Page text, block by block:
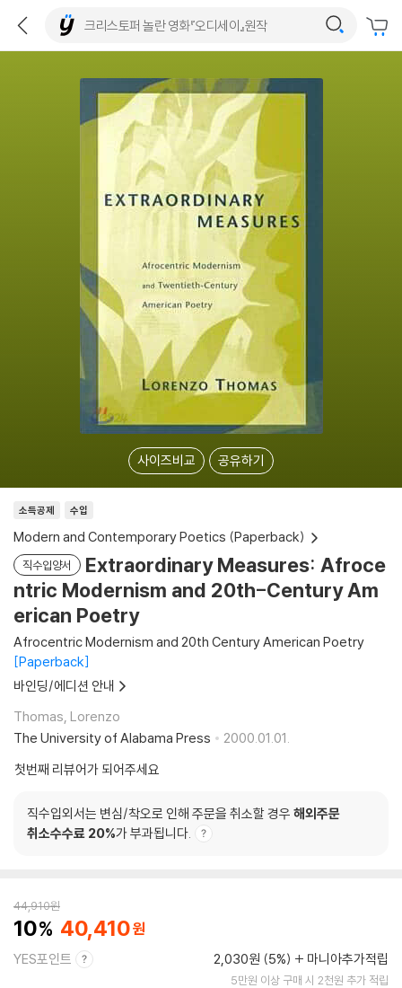
사이즈비교 공유하기
소득공제 수입
Modern and Contemporary Poetics (Paperback)
직수입양서
Extraordinary Measures: Afroce
ntric Modernism and 20th-Century Am
erican Poetry
Afrocentric Modernism and 20th Century American Poetry
Paperback
바인딩/에디션 안내
Thomas, Lorenzo
The University of Alabama Press
2000.01.01.
첫번째 리뷰어가 되어주세요
직수입외서는 변심/착오로 인해 주문을 취소할 경우 해외주문
취소수수료 20%가 부과됩니다.
44,910원
10 40,410
YES포인트 2,030원 (5%) 마니아추가적립
5만원 이상 구매 시 2천원 추가 적립